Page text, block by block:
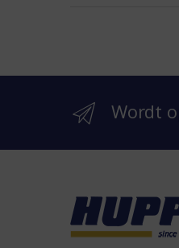
r
n
Wordt